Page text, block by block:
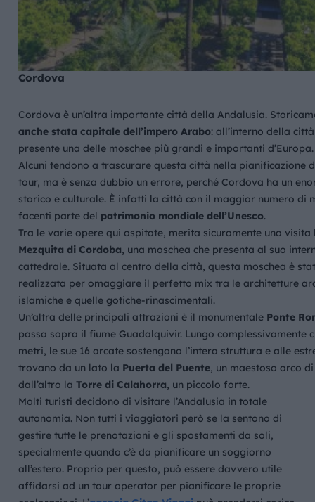
Cordova
Cordova è un’altra importante città della Andalusia.
anche stata capitale dell’impero Arabo: all’interno della
presente una delle moschee più grandi e importanti d’Europa.
Alcuni tendono a trascurare questa città nella pianificazione
tour, ma è senza dubbio un errore, perché Cordova ha un
storico e culturale. È infatti la città con il maggior numero di
facenti parte del patrimonio mondiale dell’Unesco.
Tra le varie opere qui ospitate, merita sicuramente una visita
Mezquita di Cordoba, una moschea che presenta al suo
cattedrale. Situata al centro della città, questa moschea è
realizzata per omaggiare il perfetto mix tra le architetture
islamiche e quelle gotiche-rinascimentali.
Un’altra delle principali attrazioni è il monumentale Ponte
passa sopra il fiume Guadalquivir. Lungo complessivamente
metri, le sue 16 arcate sostengono l’intera struttura e alle
trovano da un lato la Puerta del Puente, un maestoso arco
dall’altro laTorre di Calahorra, un piccolo forte.
Molti turisti decidono di visitare l’Andalusia in totale
autonomia. Non tutti i viaggiatori però se la sentono di
gestire tutte le prenotazioni e gli spostamenti da soli,
specialmente quando c’è da pianificare un soggiorno
all’estero. Proprio per questo, può essere davvero utile
affidarsi ad un tour operator per pianificare le proprie